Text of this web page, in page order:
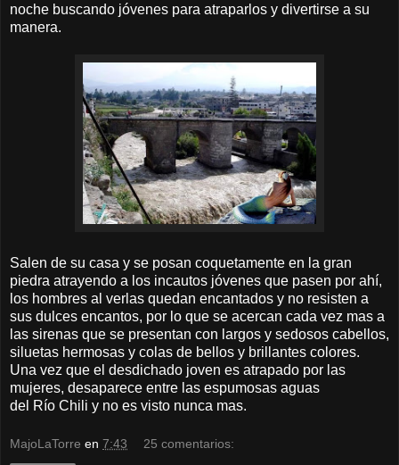
noche buscando jóvenes para atraparlos y divertirse a su
manera.
Salen de su casa y se posan coquetamente en la gran
piedra atrayendo a los incautos jóvenes que pasen por ahí,
los hombres al verlas quedan encantados y no resisten a
sus dulces encantos, por lo que se acercan cada vez mas a
las sirenas que se presentan con largos y sedosos cabellos,
siluetas hermosas y colas de bellos y brillantes colores.
Una vez que el desdichado joven es atrapado por las
mujeres, desaparece entre las espumosas aguas
del Río Chili y no es visto nunca mas.
MajoLaTorre en 7:43 25 comentarios: